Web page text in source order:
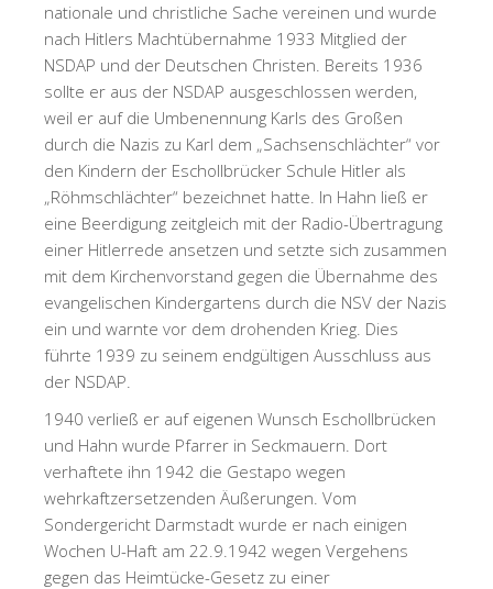
nationale und christliche Sache vereinen und wurde
nach Hitlers Machtübernahme 1933 Mitglied der
NSDAP und der Deutschen Christen. Bereits 1936
sollte er aus der NSDAP ausgeschlossen werden,
weil er auf die Umbenennung Karls des Großen
durch die Nazis zu Karl dem „Sachsenschlächter“ vor
den Kindern der Eschollbrücker Schule Hitler als
„Röhmschlächter“ bezeichnet hatte. In Hahn ließ er
eine Beerdigung zeitgleich mit der Radio-Übertragung
einer Hitlerrede ansetzen und setzte sich zusammen
mit dem Kirchenvorstand gegen die Übernahme des
evangelischen Kindergartens durch die NSV der Nazis
ein und warnte vor dem drohenden Krieg. Dies
führte 1939 zu seinem endgültigen Ausschluss aus
der NSDAP.
1940 verließ er auf eigenen Wunsch Eschollbrücken
und Hahn wurde Pfarrer in Seckmauern. Dort
verhaftete ihn 1942 die Gestapo wegen
wehrkaftzersetzenden Äußerungen. Vom
Sondergericht Darmstadt wurde er nach einigen
Wochen U-Haft am 22.9.1942 wegen Vergehens
gegen das Heimtücke-Gesetz zu einer